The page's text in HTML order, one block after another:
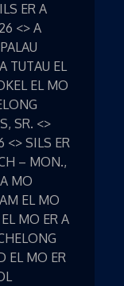
ER A
<> A
TUTAU EL
EL MO
SR. <>
<> SILS ER
– MON.,
MO
EL MO
MO ER A
EL MO ER